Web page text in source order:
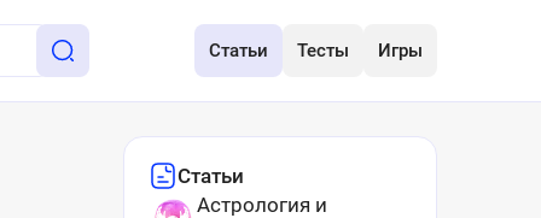
Статьи Тесты Игры
Статьи
Астрология и